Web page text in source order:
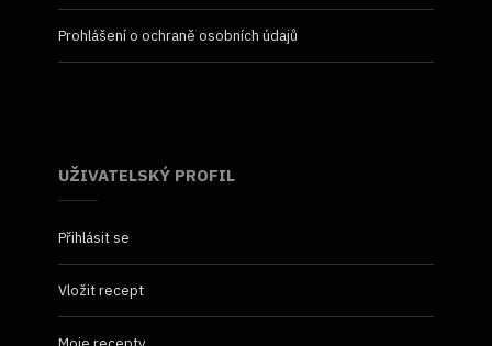
Prohlášení o ochraně osobních údajů
UŽIVATELSKÝ PROFIL
Přihlásit se
Vložit recept